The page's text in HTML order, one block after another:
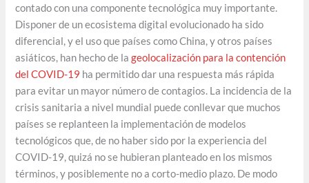
contado con una componente tecnológica muy importante.
Disponer de un ecosistema digital evolucionado ha sido
diferencial, y el uso que países como China, y otros países
asiáticos, han hecho de lageolocalización para la contención
del COVID-19 ha permitido dar una respuesta más rápida
para evitar un mayor número de contagios. La incidencia de la
crisis sanitaria a nivel mundial puede conllevar que muchos
países se replanteen la implementación de modelos
tecnológicos que, de no haber sido por la experiencia del
COVID-19, quizá no se hubieran planteado en los mismos
términos, y posiblemente no a corto-medio plazo. De modo